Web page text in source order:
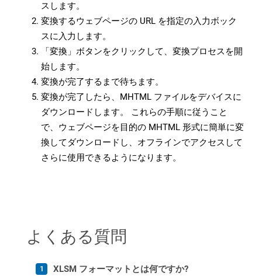
スします。
変換するウェブページの URL を指定の入力ボック
スに入力します。
「変換」ボタンをクリックして、変換プロセスを開
始します。
変換が完了するまで待ちます。
変換が完了したら、MHTML ファイルをデバイスに
ダウンロードします。 これらの手順に従うこと
で、ウェブページを目的の MHTML 形式に簡単に変
換してダウンロードし、オフラインでアクセスして
さらに使用できるようになります。
よくある質問
XLSM フォーマットとは何ですか?